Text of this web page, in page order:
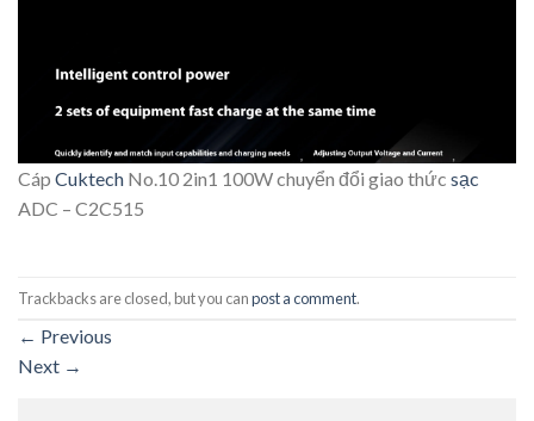
Cáp Cuktech No.10 2in1 100W chuyển đổi giao thức sạc
ADC – C2C515
Trackbacks are closed, but you canpost a comment.
← Previous
Next →